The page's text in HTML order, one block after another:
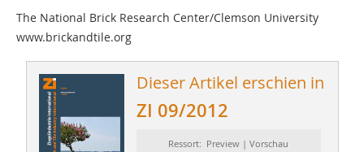
The National Brick Research Center/Clemson University
www.brickandtile.org
Dieser Artikel erschien in
ZI 09/2012
Ressort: Preview | Vorschau